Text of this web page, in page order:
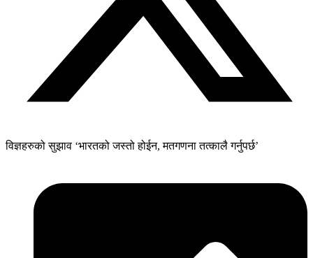
विज्ञहरुको सुझाव ‘भारतको जस्तो होईन, मतगणना तत्कालै गर्नुपर्छ’